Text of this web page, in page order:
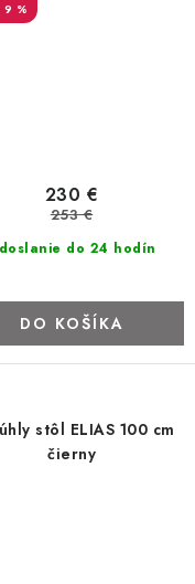
Cookies
O firme
- vrátenie
9 %
do 24 hodín
230 €
253 €
DO KOŠÍKA
stôl ELIAS 100 cm
čierny